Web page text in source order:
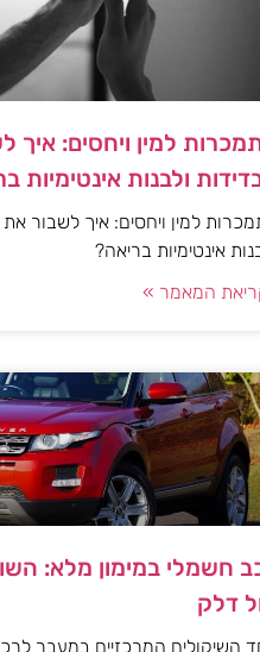
למין ויחסים: איך
ולבנות אינטימיות
למין ויחסים: איך לשבור
אינטימיות בריאה?
המאמר »
חשמלי במימון מלא:
דלק
השיקולים המרכזיים במעבר